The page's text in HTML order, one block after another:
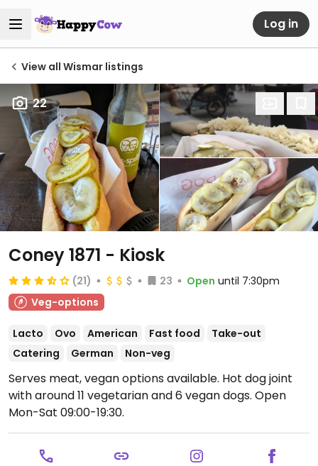
Log in
View all Wismar listings
22
Coney 1871 - Kiosk
(21) 23 Open until 7:30pm
Veg-options
Lacto Ovo American Fast food
Take-out
Catering
German Non-veg
Serves meat, vegan options available. Hot dog joint
with around 11 vegetarian and 6 vegan dogs. Open
Mon-Sat 09:00-19:30.